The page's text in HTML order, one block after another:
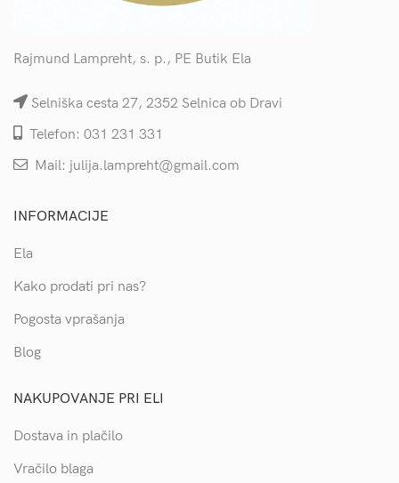
Rajmund Lampreht, s. p., PE Butik Ela
Selniška cesta 27, 2352 Selnica ob Dravi
Telefon: 031 231 331
Mail: julija.lampreht@gmail.com
INFORMACIJE
Ela
Kako prodati pri nas?
Pogosta vprašanja
Blog
NAKUPOVANJE PRI ELI
Dostava in plačilo
Vračilo blaga